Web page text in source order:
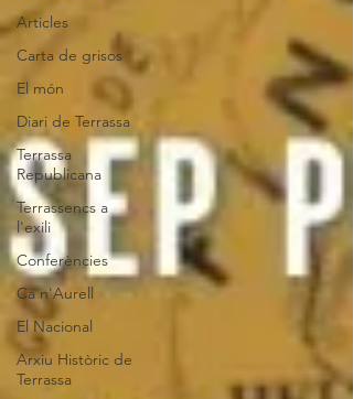
Articles
Carta de grisos
El món
Diari de Terrassa
Terrassa
Republicana
Terrassencs a
l'exili
Conferències
Ca n'Aurell
El Nacional
Arxiu Històric de
Terrassa